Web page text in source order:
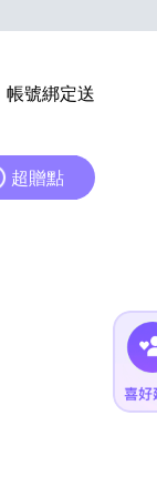
帳號綁定送
超贈點